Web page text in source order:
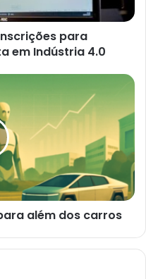
para
em Indústria 4.0
além dos carros